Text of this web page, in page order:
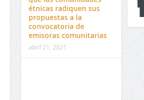
étnicas radiquen sus
propuestas a la
convocatoria de
emisoras comunitarias
abril 21, 2021